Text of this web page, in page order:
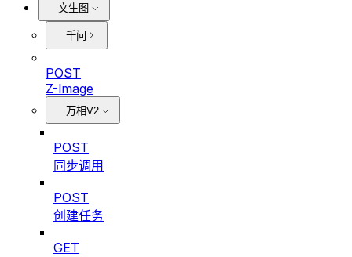
文生图
千问
POST
Z-Image
万相V2
POST
同步调用
POST
创建任务
GET